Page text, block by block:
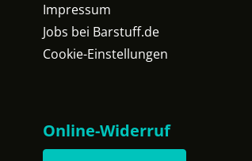
Impressum
Jobs bei Barstuff.de
Cookie-Einstellungen
Online-Widerruf